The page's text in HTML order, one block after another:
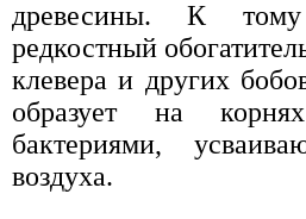
древесины. К
редкостный
клевера и других
образует на
бактериями,
воздуха.